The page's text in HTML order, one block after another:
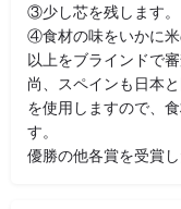
③少し芯を残します。
④食材の味をいかに米
以上をブラインドで
尚、スペインも日本
を使用しますので、
す。
優勝の他各賞を受賞